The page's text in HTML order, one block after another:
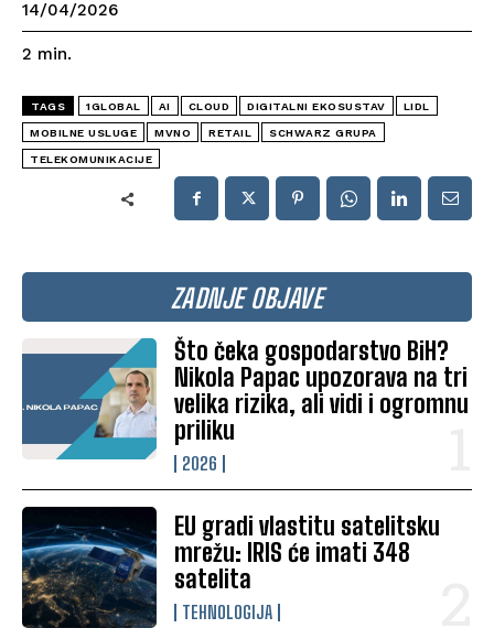
ZADNJE OBJAVE
Što čeka gospodarstvo BiH?
Nikola Papac upozorava na tri
velika rizika, ali vidi i ogromnu
priliku
2026
EU gradi vlastitu satelitsku
mrežu: IRIS će imati 348
satelita
TEHNOLOGIJA
14/04/2026
2 min.
TAGS 1GLOBAL AI CLOUD DIGITALNI EKOSUSTAV LIDL
MOBILNE USLUGE MVNO RETAIL SCHWARZ GRUPA
TELEKOMUNIKACIJE